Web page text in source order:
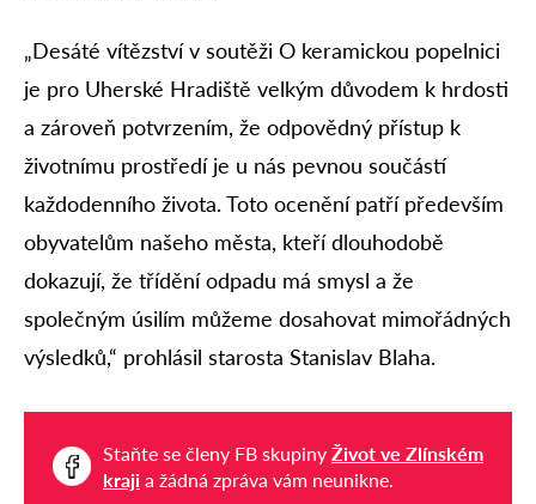
„Desáté vítězství v soutěži O keramickou popelnici
je pro Uherské Hradiště velkým důvodem k hrdosti
a zároveň potvrzením, že odpovědný přístup k
životnímu prostředí je u nás pevnou součástí
každodenního života. Toto ocenění patří především
obyvatelům našeho města, kteří dlouhodobě
dokazují, že třídění odpadu má smysl a že
společným úsilím můžeme dosahovat mimořádných
výsledků,“ prohlásil starosta Stanislav Blaha.
Staňte se členy FB skupiny Život ve Zlínském
kraji a žádná zpráva vám neunikne.